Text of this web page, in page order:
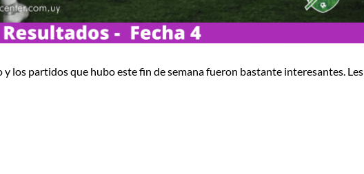
y los partidos que hubo este fin de semana fueron bastante interesantes. Les